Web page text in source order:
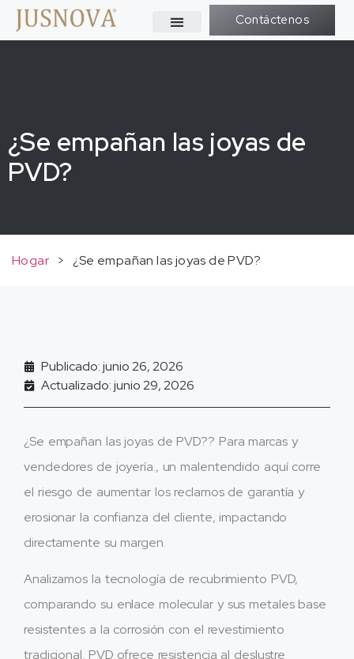
Contáctenos
¿Se empañan las joyas de
PVD?
Hogar > ¿Se empañan las joyas de PVD?
Publicado: junio 26, 2026
Actualizado: junio 29, 2026
¿Se empañan las joyas de PVD?? Para marcas y
vendedores de joyería., un malentendido aquí corre
el riesgo de aumentar los reclamos de garantía y
erosionar la confianza del cliente, impactando
directamente su margen.
Analizamos la tecnología de recubrimiento PVD,
comparando su enlace molecular y sus metales base
resistentes a la corrosión con el revestimiento
tradicional. PVD ofrece resistencia al deslustre